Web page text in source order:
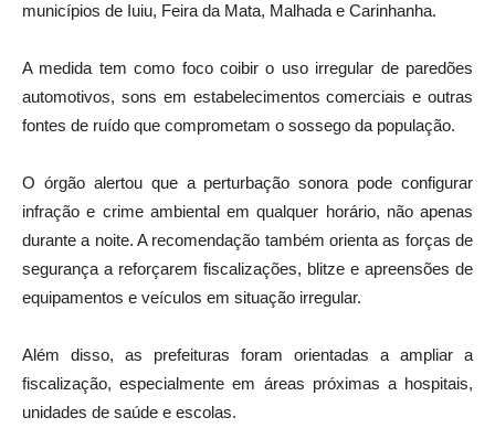
municípios de Iuiu, Feira da Mata, Malhada e Carinhanha.
A medida tem como foco coibir o uso irregular de paredões
automotivos, sons em estabelecimentos comerciais e outras
fontes de ruído que comprometam o sossego da população.
O órgão alertou que a perturbação sonora pode configurar
infração e crime ambiental em qualquer horário, não apenas
durante a noite. A recomendação também orienta as forças de
segurança a reforçarem fiscalizações, blitze e apreensões de
equipamentos e veículos em situação irregular.
Além disso, as prefeituras foram orientadas a ampliar a
fiscalização, especialmente em áreas próximas a hospitais,
unidades de saúde e escolas.